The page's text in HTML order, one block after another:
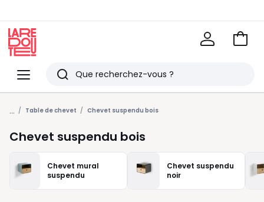
Menu
Redoute
Rechercher
Derniers
articles
vus
Voir
... Table de chevet Chevet suspendu bois
Chevet suspendu bois
Chevet mural
suspendu
Chevet suspendu
noir